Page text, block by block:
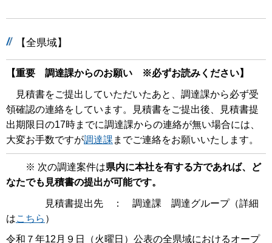
【全県域】
【重要 調達課からのお願い ※必ずお読みください】
見積書をご提出していただいたあと、調達課から必ず受
領確認の連絡をしています。見積書をご提出後、見積書提
出期限日の17時までに調達課からの連絡が無い場合には、
大変お手数ですが調達課 までご連絡をお願いいたします。
※ 次の調達案件は県内に本社を有する方であれば、ど
なたでも見積書の提出が可能です。
見積書提出先 ： 調達課 調達グループ（詳細
はこちら ）
令和７年12月９日（火曜日）公表の全県域におけるオープ